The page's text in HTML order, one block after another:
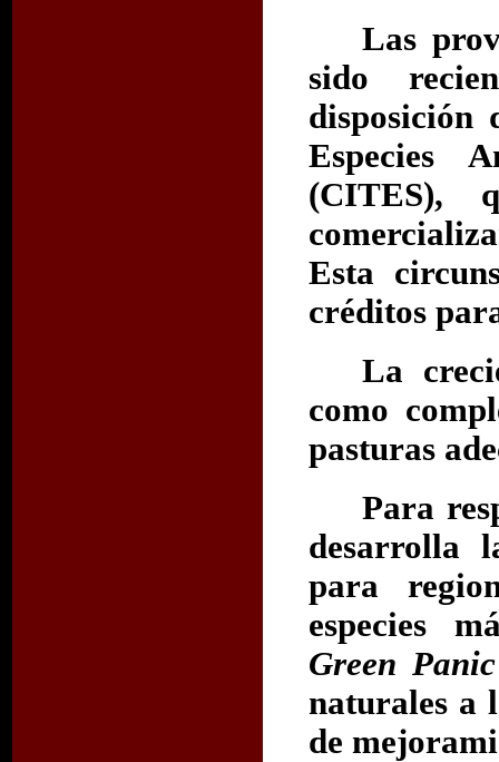
Las
sido
disposición
Especies
(CITES),
Esta
créditos
La
como
pasturas
Para
desarrolla
para
especies
Green Panic
naturales a
de